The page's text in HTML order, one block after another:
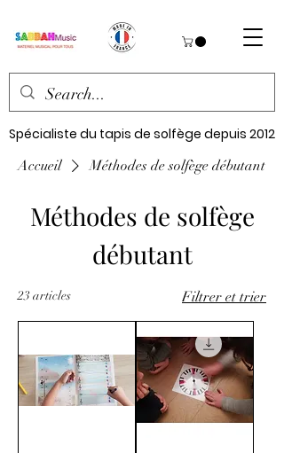
Spécialiste du tapis de solfège depuis 2012
Accueil
Méthodes de solfège débutant
Méthodes de solfège
débutant
23 articles Filtrer et trier